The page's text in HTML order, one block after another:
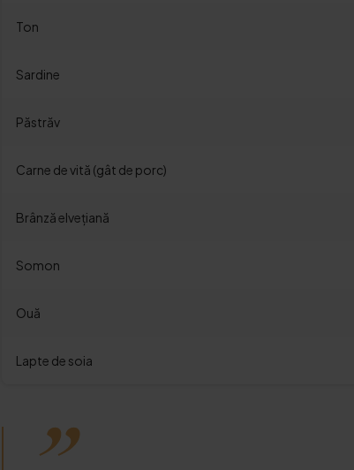
Ton
Sardine
Păstrăv
Carne de vită (gât de porc)
Brânză elvețiană
Somon
Ouă
Lapte de soia